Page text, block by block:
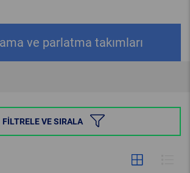
ve parlatma takımları
FILTRELE VE SIRALA